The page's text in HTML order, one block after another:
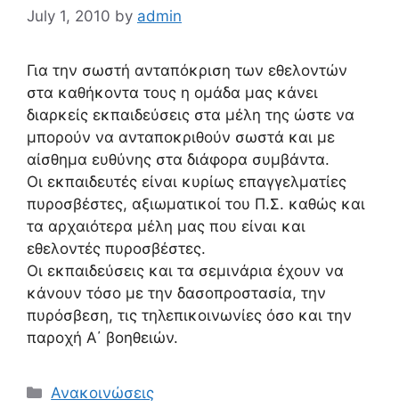
July 1, 2010 by admin
Για την σωστή ανταπόκριση των εθελοντών
στα καθήκοντα τους η ομάδα μας κάνει
διαρκείς εκπαιδεύσεις στα μέλη της ώστε να
μπορούν να ανταποκριθούν σωστά και με
αίσθημα ευθύνης στα διάφορα συμβάντα.
Οι εκπαιδευτές είναι κυρίως επαγγελματίες
πυροσβέστες, αξιωματικοί του Π.Σ. καθώς και
τα αρχαιότερα μέλη μας που είναι και
εθελοντές πυροσβέστες.
Οι εκπαιδεύσεις και τα σεμινάρια έχουν να
κάνουν τόσο με την δασοπροστασία, την
πυρόσβεση, τις τηλεπικοινωνίες όσο και την
παροχή Α΄ βοηθειών.
Ανακοινώσεις